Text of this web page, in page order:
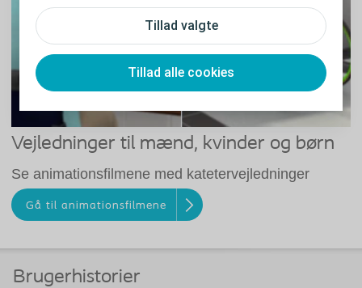
Tillad valgte
Tillad alle cookies
Vejledninger til mænd, kvinder og børn
Se animationsfilmene med katetervejledninger
Gå til animationsfilmene
Brugerhistorier